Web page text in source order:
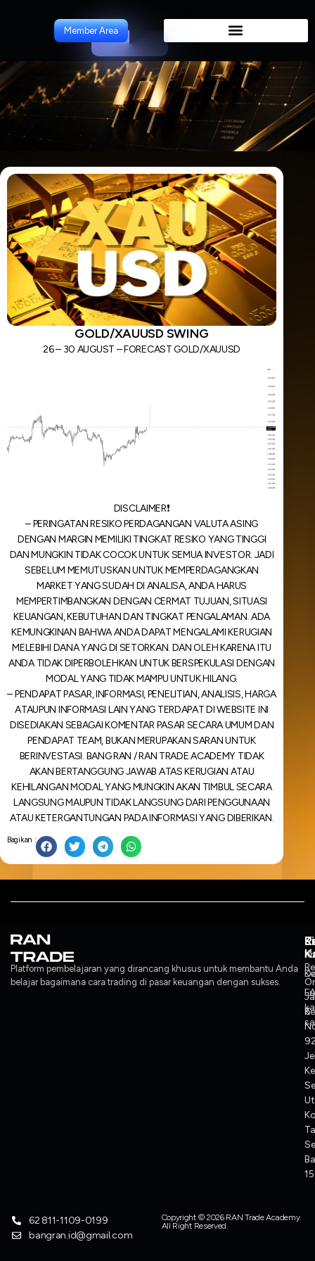
Member AreaForeCast
GOLD/XAUUSD SWING
26 – 30 AUGUST – FORECAST GOLD/XAUUSD
DISCLAIMER❗️
– PERINGATAN RESIKO PERDAGANGAN VALUTA ASING
DENGAN MARGIN MEMILIKI TINGKAT RESIKO YANG TINGGI
DAN MUNGKIN TIDAK COCOK UNTUK SEMUA INVESTOR. JADI
SEBELUM MEMUTUSKAN UNTUK MEMPERDAGANGKAN
MARKET YANG SUDAH DI ANALISA, ANDA HARUS
MEMPERTIMBANGKAN DENGAN CERMAT TUJUAN, SITUASI
KEUANGAN, KEBUTUHAN DAN TINGKAT PENGALAMAN. ADA
KEMUNGKINAN BAHWA ANDA DAPAT MENGALAMI KERUGIAN
MELEBIHI DANA YANG DI SETORKAN. DAN OLEH KARENA ITU
ANDA TIDAK DIPERBOLEHKAN UNTUK BERSPEKULASI DENGAN
MODAL YANG TIDAK MAMPU UNTUK HILANG.
– PENDAPAT PASAR, INFORMASI, PENELITIAN, ANALISIS, HARGA
ATAUPUN INFORMASI LAIN YANG TERDAPAT DI WEBSITE INI
DISEDIAKAN SEBAGAI KOMENTAR PASAR SECARA UMUM DAN
PENDAPAT TEAM, BUKAN MERUPAKAN SARAN UNTUK
BERINVESTASI. BANG RAN / RAN TRADE ACADEMY TIDAK
AKAN BERTANGGUNG JAWAB ATAS KERUGIAN ATAU
KEHILANGAN MODAL YANG MUNGKIN AKAN TIMBUL SECARA
LANGSUNG MAUPUN TIDAK LANGSUNG DARI PENGGUNAAN
ATAU KETERGANTUNGAN PADA INFORMASI YANG DIBERIKAN.
Bagikan :
Platform pembelajaran yang dirancang khusus untuk membantu Anda
belajar bagaimana cara trading di pasar keuangan dengan sukses.
6
Copyright © 2026 RAN Trade Academy.
All Right Reserved.
62 811-1109-0199
bangran.id@gmail.com